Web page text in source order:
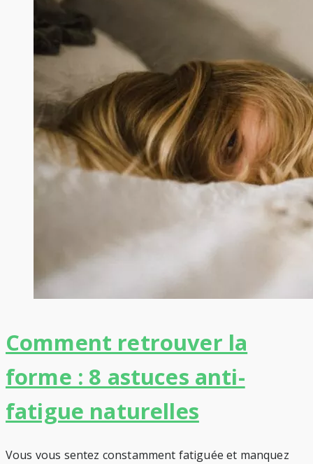
Comment retrouver la
forme : 8 astuces anti-
fatigue naturelles
Vous vous sentez constamment fatiguée et manquez